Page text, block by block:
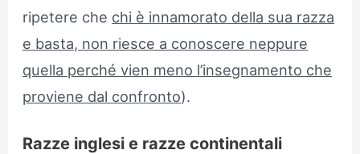
ripetere che chi è innamorato della sua razza
e basta, non riesce a conoscere neppure
quella perché vien meno l’insegnamento che
proviene dal confronto).
Razze inglesi e razze continentali